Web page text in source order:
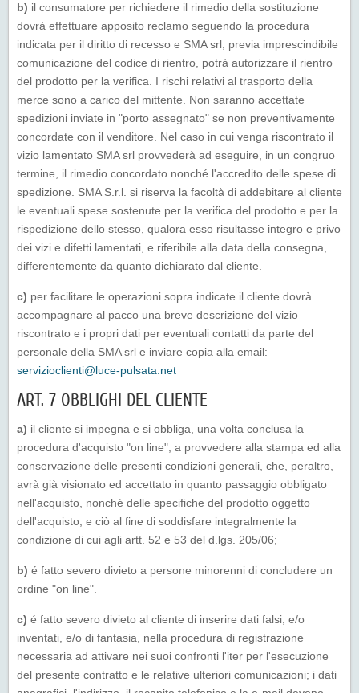
b) il consumatore per richiedere il rimedio della sostituzione
dovrà effettuare apposito reclamo seguendo la procedura
indicata per il diritto di recesso e SMA srl, previa imprescindibile
comunicazione del codice di rientro, potrà autorizzare il rientro
del prodotto per la verifica. I rischi relativi al trasporto della
merce sono a carico del mittente. Non saranno accettate
spedizioni inviate in "porto assegnato" se non preventivamente
concordate con il venditore. Nel caso in cui venga riscontrato il
vizio lamentato SMA srl provvederà ad eseguire, in un congruo
termine, il rimedio concordato nonché l'accredito delle spese di
spedizione. SMA S.r.l. si riserva la facoltà di addebitare al cliente
le eventuali spese sostenute per la verifica del prodotto e per la
rispedizione dello stesso, qualora esso risultasse integro e privo
dei vizi e difetti lamentati, e riferibile alla data della consegna,
differentemente da quanto dichiarato dal cliente.
c) per facilitare le operazioni sopra indicate il cliente dovrà
accompagnare al pacco una breve descrizione del vizio
riscontrato e i propri dati per eventuali contatti da parte del
personale della SMA srl e inviare copia alla email:
servizioclienti@luce-pulsata.net
ART. 7 OBBLIGHI DEL CLIENTE
a) il cliente si impegna e si obbliga, una volta conclusa la
procedura d'acquisto "on line", a provvedere alla stampa ed alla
conservazione delle presenti condizioni generali, che, peraltro,
avrà già visionato ed accettato in quanto passaggio obbligato
nell'acquisto, nonché delle specifiche del prodotto oggetto
dell'acquisto, e ciò al fine di soddisfare integralmente la
condizione di cui agli artt. 52 e 53 del d.lgs. 205/06;
b) é fatto severo divieto a persone minorenni di concludere un
ordine "on line".
c) é fatto severo divieto al cliente di inserire dati falsi, e/o
inventati, e/o di fantasia, nella procedura di registrazione
necessaria ad attivare nei suoi confronti l'iter per l'esecuzione
del presente contratto e le relative ulteriori comunicazioni; i dati